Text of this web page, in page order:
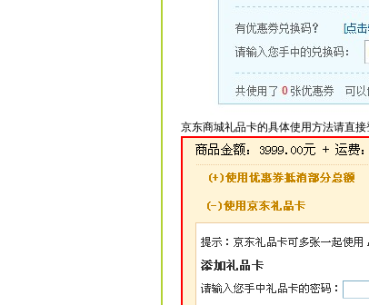
京东商城礼品卡的具体使用方法请直接